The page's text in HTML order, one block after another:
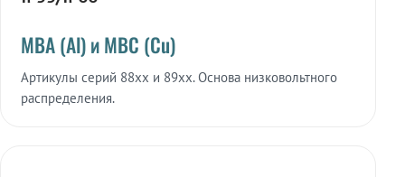
МВА (Al) и МВС (Cu)
Артикулы серий 88xx и 89xx. Основа низковольтного
распределения.